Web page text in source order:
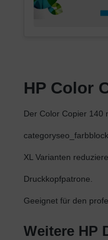
HP Color
Der Color Copier 140
XL Varianten
Druckkopfpatrone.
Geeignet für den
Weitere HP